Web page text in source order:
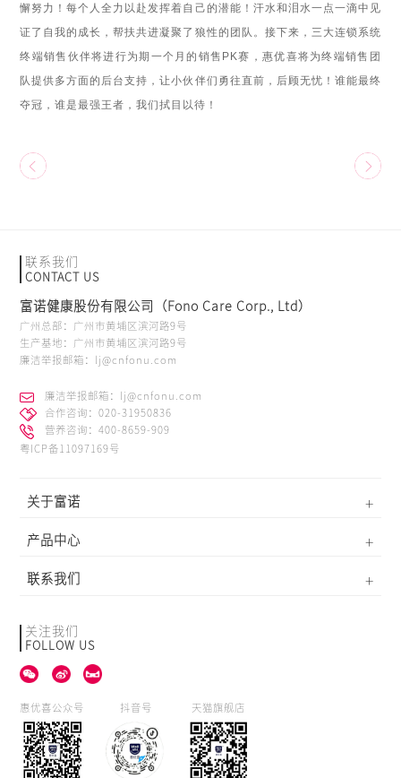
懈努力！每个人全力以赴发挥着自己的潜能！汗水和泪水一点一滴中见
证了自我的成长，帮扶共进凝聚了狼性的团队。接下来，三大连锁系统
终端销售伙伴将进行为期一个月的销售PK赛，惠优喜将为终端销售团
队提供多方面的后台支持，让小伙伴们勇往直前，后顾无忧！谁能最终
夺冠，谁是最强王者，我们拭目以待！
联系我们
CONTACT US
富诺健康股份有限公司（Fono Care Corp., Ltd）
广州总部：广州市黄埔区滨河路9号
生产基地：广州市黄埔区滨河路9号
廉洁举报邮箱：lj@cnfonu.com
廉洁举报邮箱：lj@cnfonu.com
合作咨询：020-31950836
营养咨询：400-8659-909
粤ICP备11097169号
关于富诺
产品中心
联系我们
关注我们
FOLLOW US
惠优喜公众号 抖音号 天猫旗舰店